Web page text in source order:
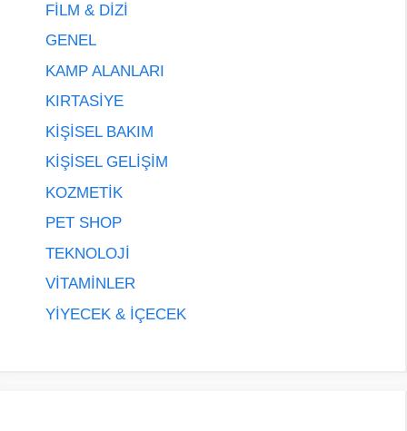
FİLM & DİZİ
GENEL
KAMP ALANLARI
KIRTASİYE
KİŞİSEL BAKIM
KİŞİSEL GELİŞİM
KOZMETİK
PET SHOP
TEKNOLOJİ
VİTAMİNLER
YİYECEK & İÇECEK